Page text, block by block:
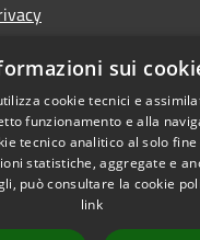
accessibilità
Copyright ©
sui
cookie tecnici e
funzionamento e alla
tecnico analitico al solo
statistiche, aggregate e
può consultare la cookie
link